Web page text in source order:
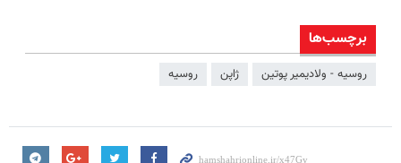
برچسب‌ها
روسیه - ولادیمیر پوتین ژاپن روسیه